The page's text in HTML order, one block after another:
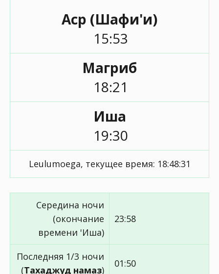
Аср (Шафи'и)
15:53
Магриб
18:21
Иша
19:30
Leulumoega, текущее время: 18:48:31
Середина ночи
(окончание
времени 'Иша)
23:58
Последняя 1/3 ночи
(Тахаджуд намаз)
01:50